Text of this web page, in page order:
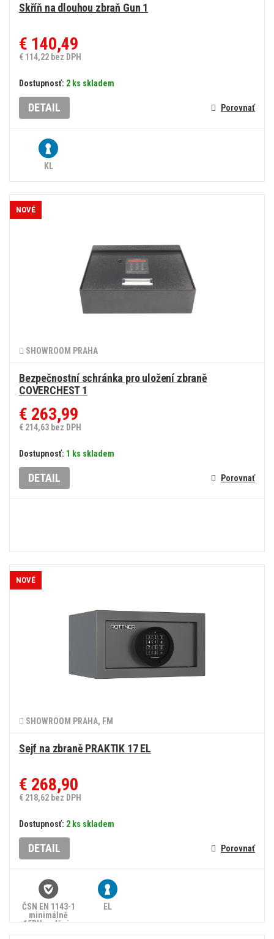
Skříň na dlouhou zbraň Gun 1
€ 140,49
€ 114,22 bez DPH
Dostupnosť: 2 ks skladem
DETAIL Porovnať
KL
SHOWROOM PRAHA
Bezpečnostní schránka pro uložení zbraně
COVERCHEST 1
€ 263,99
€ 214,63 bez DPH
Dostupnosť: 1 ks skladem
DETAIL Porovnať
NOVÉ
SHOWROOM PRAHA, FM
Sejf na zbraně PRAKTIK 17 EL
€ 268,90
€ 218,62 bez DPH
Dostupnosť: 2 ks skladem
DETAIL Porovnať
ČSN EN 1143-1
minimálně
15RU, splňuje
EL
NOVÉ